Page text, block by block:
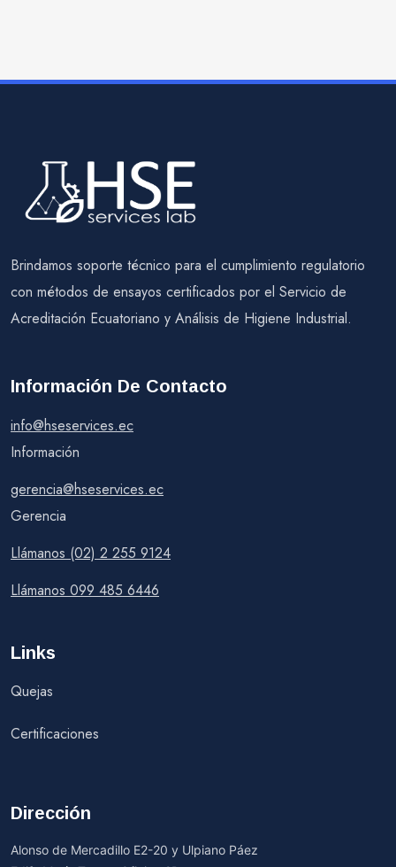
Brindamos soporte técnico para el cumplimiento regulatorio
con métodos de ensayos certificados por el Servicio de
Acreditación Ecuatoriano y Análisis de Higiene Industrial.
Información De Contacto
info@hseservices.ec
Información
gerencia@hseservices.ec
Gerencia
Llámanos (02) 2 255 9124
Llámanos 099 485 6446
Links
Quejas
Certificaciones
Dirección
Alonso de Mercadillo E2-20 y Ulpiano Páez